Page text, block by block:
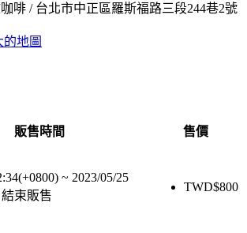
啡 / 台北市中正區羅斯福路三段244巷2號
地圖
販售時間 售價
~ 2023/05/25
結束販售
TWD$800